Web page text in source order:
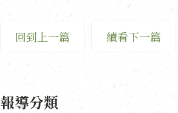
回到上一篇 續看下一篇
報導分類